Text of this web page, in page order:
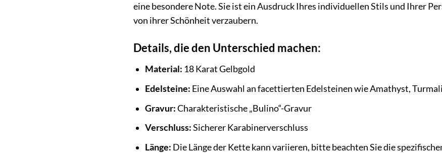
eine besondere Note. Sie ist ein Ausdruck Ihres individuellen Stils und Ihrer
von ihrer Schönheit verzaubern.
Details, die den Unterschied machen:
Material: 18 Karat Gelbgold
Edelsteine: Eine Auswahl an facettierten Edelsteinen wie Amathyst,
Gravur:Charakteristische „Bulino“-Gravur
Verschluss:Sicherer Karabinerverschluss
Länge: Die Länge der Kette kann variieren, bitte beachten Sie die